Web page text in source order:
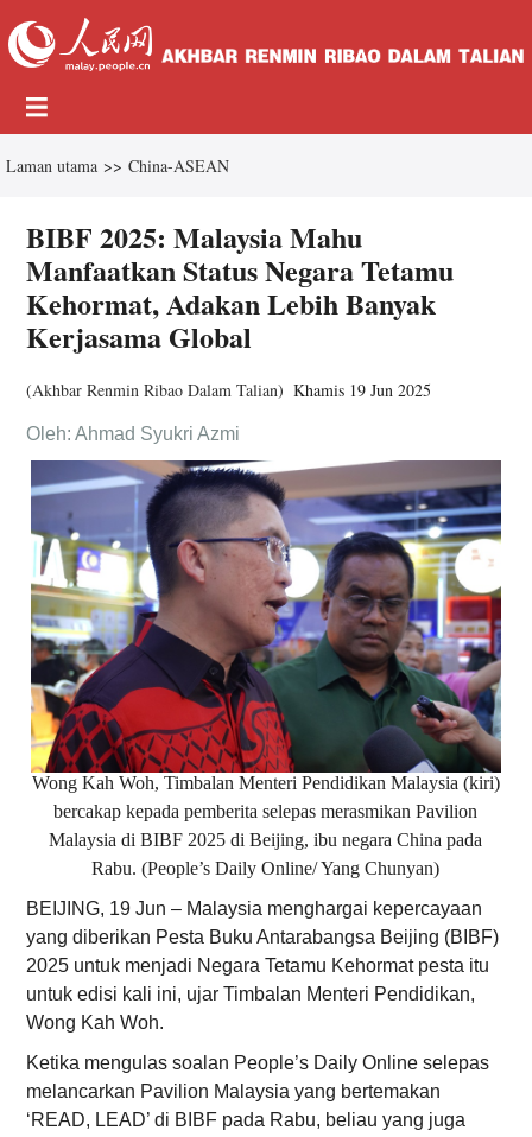
Laman utama >> China-ASEAN
BIBF 2025: Malaysia Mahu
Manfaatkan Status Negara Tetamu
Kehormat, Adakan Lebih Banyak
Kerjasama Global
(Akhbar Renmin Ribao Dalam Talian) Khamis 19 Jun 2025
Oleh: Ahmad Syukri Azmi
Wong Kah Woh, Timbalan Menteri Pendidikan Malaysia (kiri)
bercakap kepada pemberita selepas merasmikan Pavilion
Malaysia di BIBF 2025 di Beijing, ibu negara China pada
Rabu. (People’s Daily Online/ Yang Chunyan)
BEIJING, 19 Jun – Malaysia menghargai kepercayaan
yang diberikan Pesta Buku Antarabangsa Beijing (BIBF)
2025 untuk menjadi Negara Tetamu Kehormat pesta itu
untuk edisi kali ini, ujar Timbalan Menteri Pendidikan,
Wong Kah Woh.
Ketika mengulas soalan People’s Daily Online selepas
melancarkan Pavilion Malaysia yang bertemakan
‘READ, LEAD’ di BIBF pada Rabu, beliau yang juga